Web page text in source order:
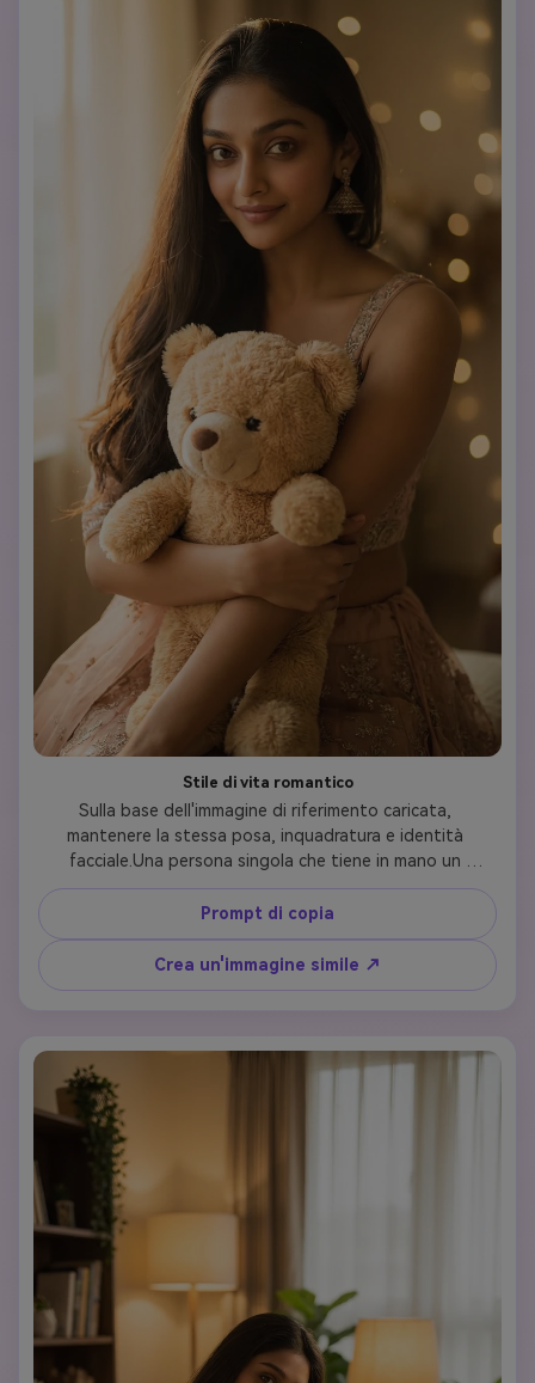
Stile di vita romantico
Sulla base dell'immagine di riferimento caricata,
mantenere la stessa posa, inquadratura e identità
facciale.Una persona singola che tiene in mano un
orsacchiotto, illuminazione calda e morbida, ambiente
interno accogliente, sorriso delicato, texture naturale
della pelle, profondità di campo bassa, sfondo bokeh
cinematografico, fotografia commerciale di fascia alta,
ultra-realistico, 4K
Prompt di copia
Crea un'immagine simile ↗